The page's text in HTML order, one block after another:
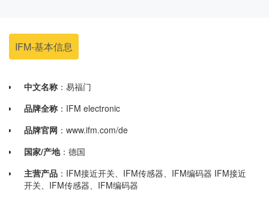
IFM-基本信息
中文名称 ：易福门
品牌全称 ：IFM electronic
品牌官网 ：www.ifm.com/de
国家/产地：德国
主营产品 ：IFM接近开关、IFM传感器、IFM编码器 IFM接近
开关、IFM传感器、IFM编码器